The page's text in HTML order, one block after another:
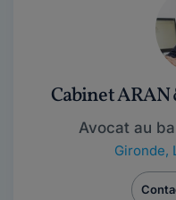
Cabinet ARAN
Avocat au
Gironde,